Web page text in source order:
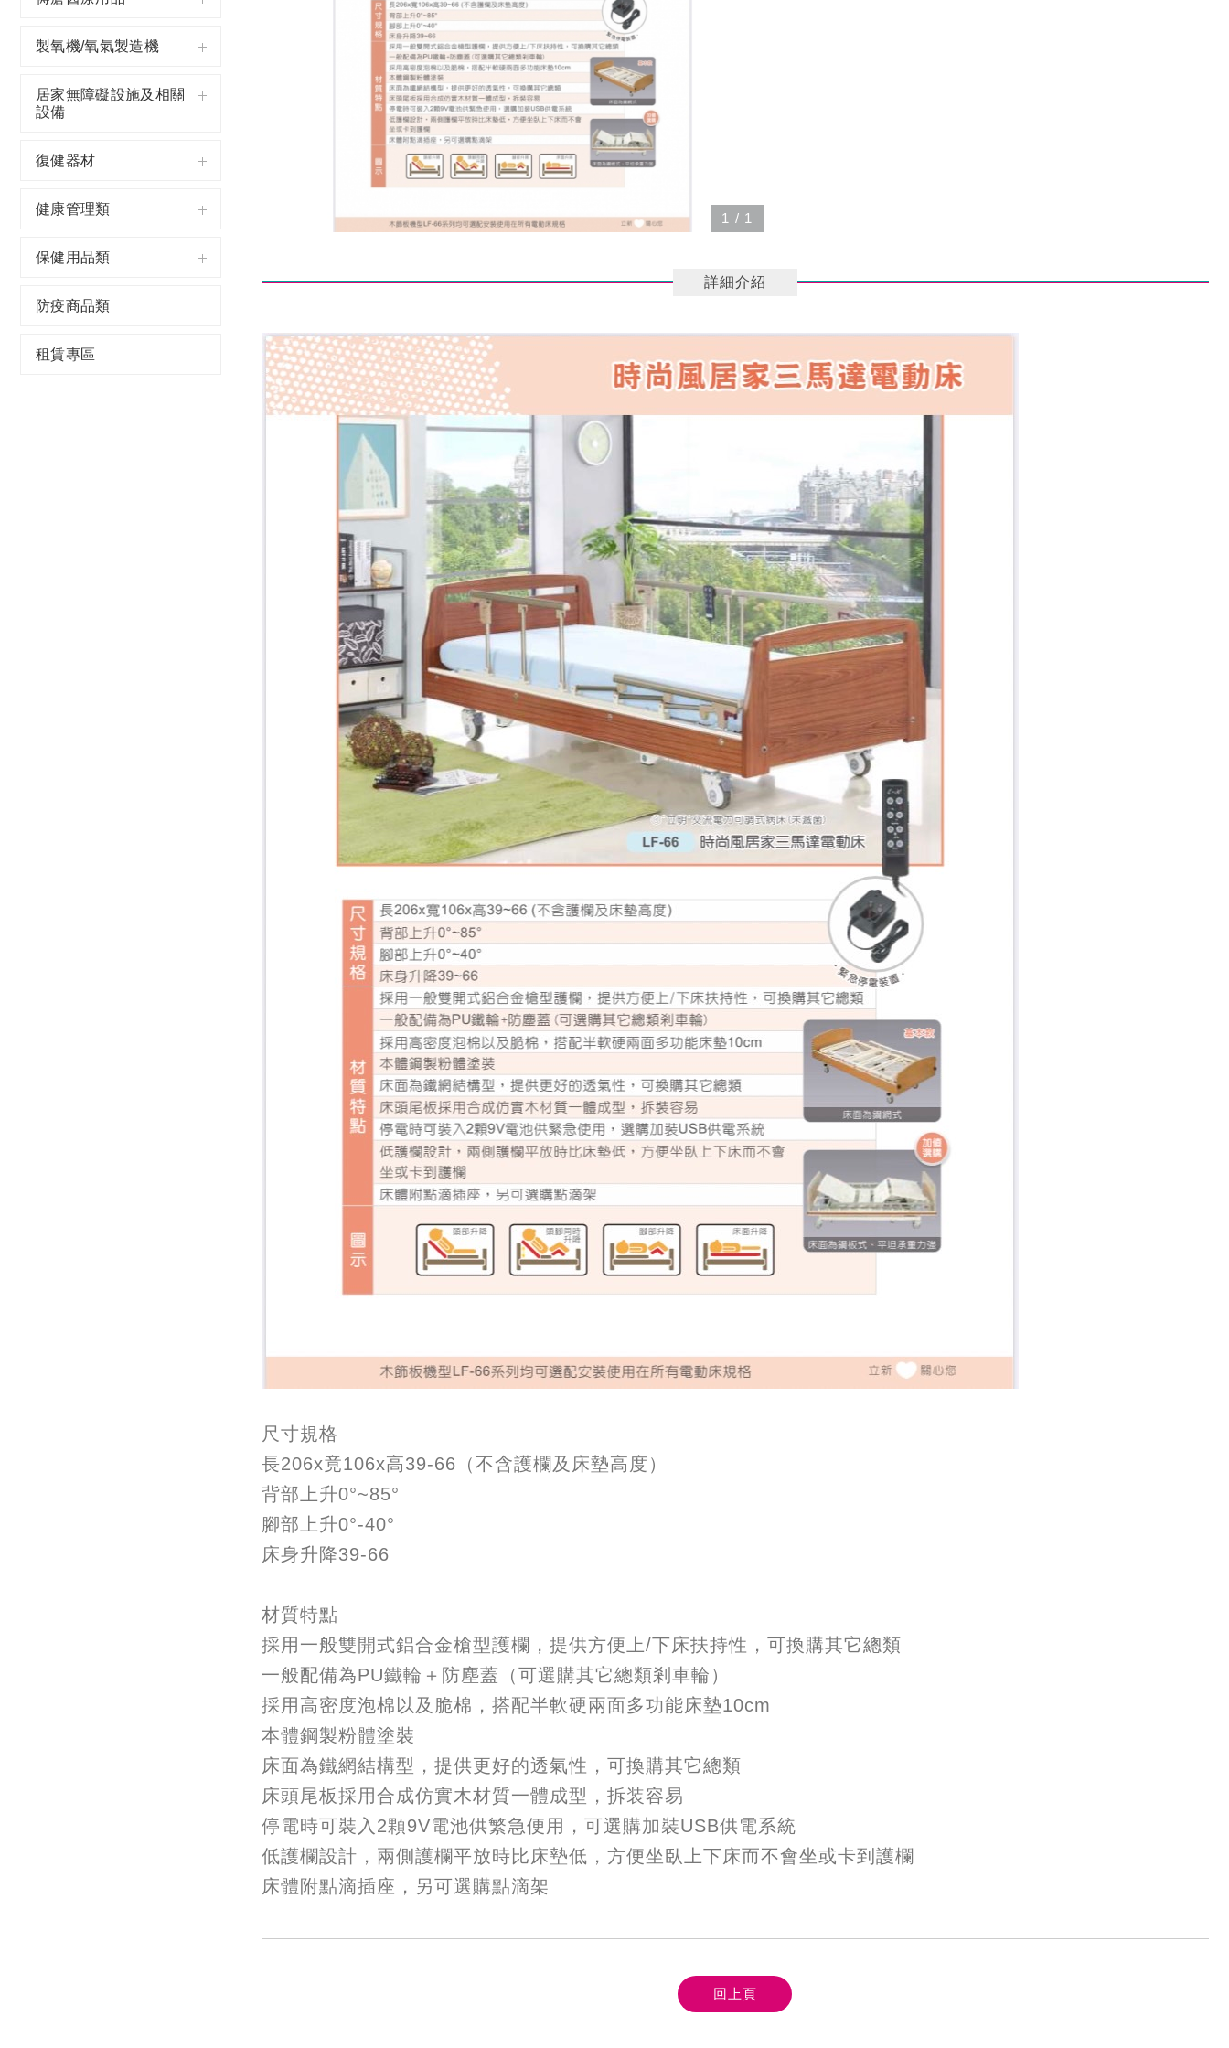
製氧機/氧氣製造機
居家無障礙設施及相關
設備
復健器材
健康管理類
保健用品類
防疫商品類
租賃專區
1 / 1
詳細介紹
尺寸規格
長206x竟106x高39-66（不含護欄及床墊高度）
背部上升0°~85°
腳部上升0°-40°
床身升降39-66
材質特點
採用一般雙開式鋁合金槍型護欄，提供方便上/下床扶持性，可換購其它總類
一般配備為PU鐵輪＋防塵蓋（可選購其它總類剎車輪）
採用高密度泡棉以及脆棉，搭配半軟硬兩面多功能床墊10cm
本體鋼製粉體塗裝
床面為鐵網結構型，提供更好的透氣性，可換購其它總類
床頭尾板採用合成仿實木材質一體成型，拆装容易
停電時可裝入2顆9V電池供繁急便用，可選購加裝USB供電系統
低護欄設計，兩側護欄平放時比床墊低，方便坐臥上下床而不會坐或卡到護欄
床體附點滴插座，另可選購點滴架
回上頁